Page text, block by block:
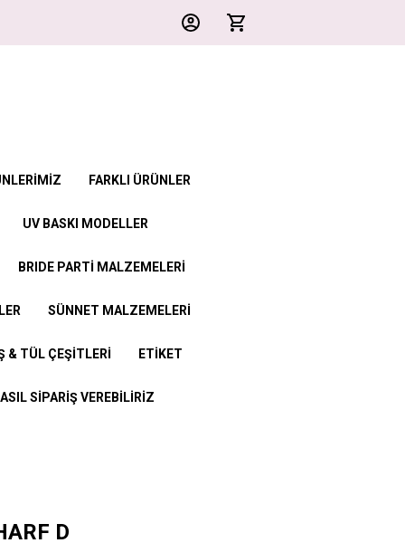
FARKLI ÜRÜNLER
UV BASKI MODELLER
BRIDE PARTİ MALZEMELERİ
SÜNNET MALZEMELERİ
& TÜL ÇEŞİTLERİ ETİKET
SİPARİŞ VEREBİLİRİZ
D